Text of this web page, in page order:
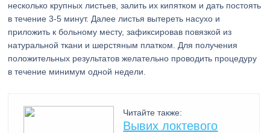
несколько крупных листьев, залить их кипятком и дать постоять
в течение 3-5 минут. Далее листья вытереть насухо и
приложить к больному месту, зафиксировав повязкой из
натуральной ткани и шерстяным платком. Для получения
положительных результатов желательно проводить процедуру
в течение минимум одной недели.
Читайте также:
Вывих локтевого